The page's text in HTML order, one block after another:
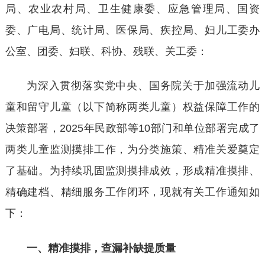
局、农业农村局、卫生健康委、应急管理局、国资
委、广电局、统计局、医保局、疾控局、妇儿工委办
公室、团委、妇联、科协、残联、关工委：
为深入贯彻落实党中央、国务院关于加强流动儿
童和留守儿童（以下简称两类儿童）权益保障工作的
决策部署， 2025年民政部等10部门和单位部署完成了
两类儿童监测摸排工作，为分类施策、精准关爱奠定
了基础。为持续巩固监测摸排成效，形成精准摸排、
精确建档、精细服务工作闭环，现就有关工作通知如
下：
一、精准摸排，查漏补缺提质量